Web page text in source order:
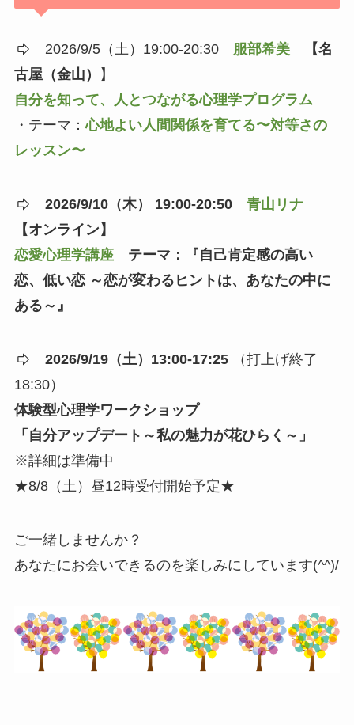
2026/9/5（土）19:00-20:30 服部希美
【名
古屋（金山）
】
自分を知って、人とつながる心理学プログラム
・テーマ：心地よい人間関係を育てる〜対等さの
レッスン〜
2026/9/10（木） 19:00-20:50青山リナ
【オンライン】
恋愛心理学講座テーマ：『自己肯定感の高い
恋、低い恋 ～恋が変わるヒントは、あなたの中に
ある～』
2026/9/19（土）13:00-17:25 （打上げ終了
18:30）
体験型心理学ワークショップ
「自分アップデート～私の魅力が花ひらく～」
※詳細は準備中
★8/8（土）昼12時受付開始予定★
ご一緒しませんか？
あなたにお会いできるのを楽しみにしています(^^)/